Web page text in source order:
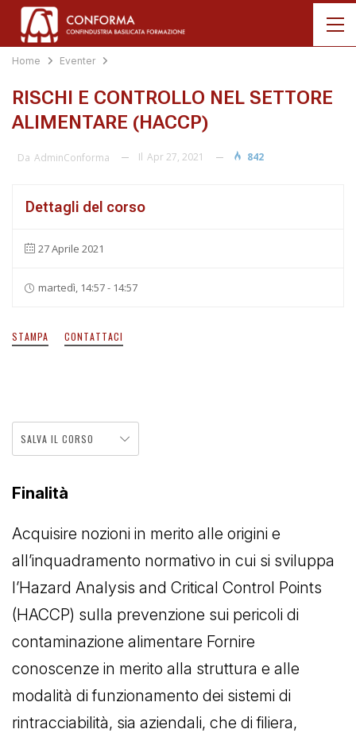
Home Eventer
RISCHI E CONTROLLO NEL SETTORE
ALIMENTARE (HACCP)
Da AdminConforma Il Apr 27, 2021 842
Dettagli del corso
27 Aprile 2021
martedì, 14:57 - 14:57
STAMPA CONTATTACI
SALVA IL CORSO
Finalità
Acquisire nozioni in merito alle origini e
all’inquadramento normativo in cui si sviluppa
l’Hazard Analysis and Critical Control Points
(HACCP) sulla prevenzione sui pericoli di
contaminazione alimentare Fornire
conoscenze in merito alla struttura e alle
modalità di funzionamento dei sistemi di
rintracciabilità, sia aziendali, che di filiera,